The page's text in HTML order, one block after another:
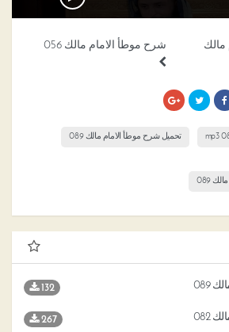
شرح موطأ الامام مالك 056
مالك
تحميل شرح موطأ الامام مالك 089
089
089
132
082
267